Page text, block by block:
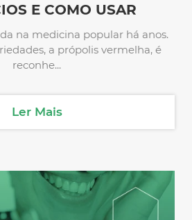
E COMO USAR
na medicina popular há anos.
a própolis vermelha, é
reconhe...
Ler Mais